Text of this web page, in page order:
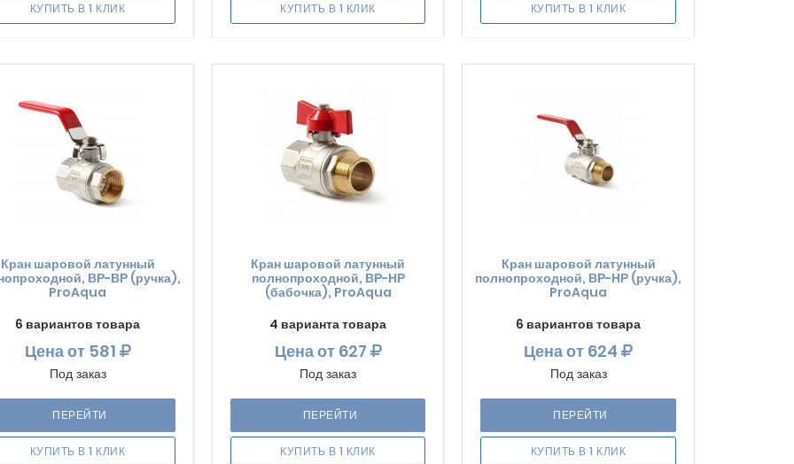
КУПИТЬ В 1 КЛИК КУПИТЬ В 1 КЛИК КУПИТЬ В 1 КЛИК
Кран шаровой латунный
ВР-ВР (ручка),
ProAqua
6 вариантов товара
Ценаот 581
Под заказ
ПЕРЕЙТИ
КУПИТЬ В 1 КЛИК
Кран шаровой латунный
полнопроходной, ВР-НР
(бабочка), ProAqua
4 варианта товара
Ценаот 627
Под заказ
ПЕРЕЙТИ
КУПИТЬ В 1 КЛИК
Кран шаровой латунный
полнопроходной, ВР-НР (ручка),
ProAqua
6 вариантов товара
Ценаот 624
Под заказ
ПЕРЕЙТИ
КУПИТЬ В 1 КЛИК